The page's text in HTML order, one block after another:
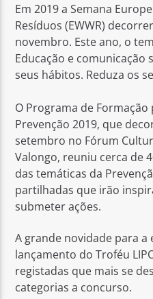
Em 2019 a Semana
Resíduos (EWWR)
novembro. Este ano, o
Educação e comunicação
seus hábitos. Reduza os
O Programa de Formação
Prevenção 2019, que
setembro no Fórum
Valongo, reuniu cerca de
das temáticas da
partilhadas que irão
submeter ações.
A grande novidade para a
lançamento do Troféu
registadas que mais se
categorias a concurso.